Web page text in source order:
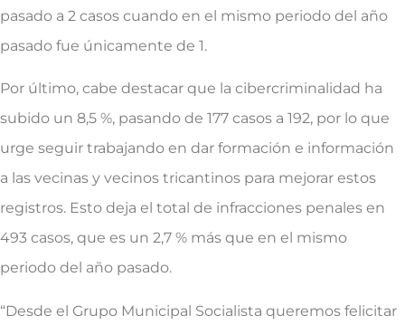
pasado a 2 casos cuando en el mismo periodo del año
pasado fue únicamente de 1.
Por último, cabe destacar que la cibercriminalidad ha
subido un 8,5 %, pasando de 177 casos a 192, por lo que
urge seguir trabajando en dar formación e información
a las vecinas y vecinos tricantinos para mejorar estos
registros. Esto deja el total de infracciones penales en
493 casos, que es un 2,7 % más que en el mismo
periodo del año pasado.
“Desde el Grupo Municipal Socialista queremos felicitar